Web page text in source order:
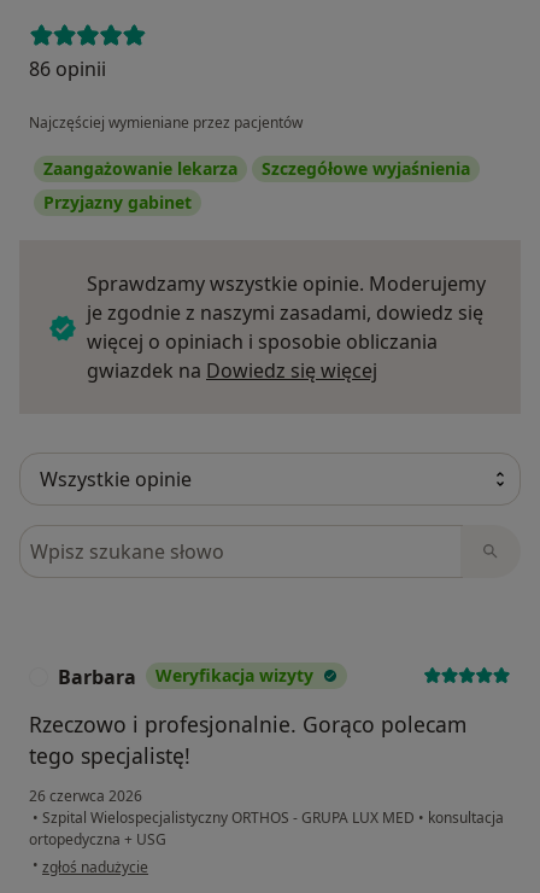
86 opinii
Najczęściej wymieniane przez pacjentów
Zaangażowanie lekarza
Szczegółowe wyjaśnienia
Przyjazny gabinet
Sprawdzamy wszystkie opinie. Moderujemy
je zgodnie z naszymi zasadami, dowiedz się
więcej o opiniach i sposobie obliczania
gwiazdek na Dowiedz się więcej
Szukaj w opiniach
Barbara Weryfikacja wizyty
Rzeczowo i profesjonalnie. Gorąco polecam
tego specjalistę!
26 czerwca 2026
• Szpital Wielospecjalistyczny ORTHOS - GRUPA LUX MED • konsultacja
ortopedyczna + USG
• w opinii użytkownika Barbara
zgłoś nadużycie